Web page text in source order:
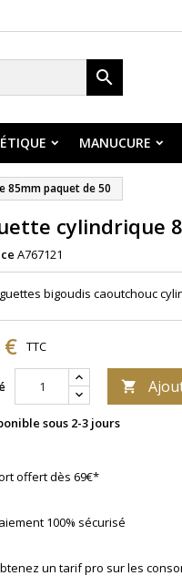

MANUCURE
85mm paquet de 50
cylindrique
A767121
bigoudis caoutchouc
TTC

sous 2-3 jours
offert dès 69€*
100% sécurisé
un tarif pro sur les